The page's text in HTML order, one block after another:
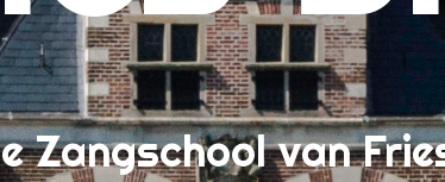
Zangschool van
Inspiratie, Tips & Tricks
beginnen?